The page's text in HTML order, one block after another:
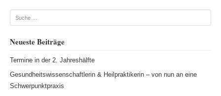
Suche
Neueste Beiträge
Termine in der 2. Jahreshälfte
Gesundheitswissenschaftlerin & Heilpraktikerin – von nun an eine
Schwerpunktpraxis